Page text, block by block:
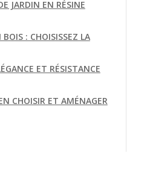
JARDIN EN RÉSINE
BOIS : CHOISISSEZ LA
ET RÉSISTANCE
CHOISIR ET AMÉNAGER